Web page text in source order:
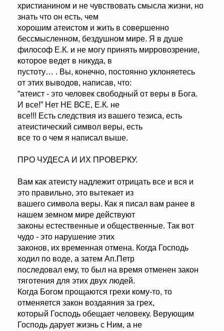
христианином и не чувствовать смысла жизни, но
знать что он есть, чем
хорошим атеистом и жить в совершенно
бессмысленном, бездушном мире. Я в душе
философ Е.К. и не могу принять мирровозрение,
которое ведет в никуда, в
пустоту… . Вы, конечно, постоянно уклоняетесь
от этих выводов, написав, что:
“атеист - это человек свободный от веры в Бога.
И все!” Нет НЕ ВСЕ, Е.К. не
все!!! Есть следствия из вашего тезиса, есть
атеистический символ веры, есть
все то о чем я написал выше.
ПРО ЧУДЕСА И ИХ ПРОВЕРКУ.
Вам как атеисту надлежит отрицать все и вся и
это правильно, это вытекает из
вашего символа веры. Как я писал вам ранее в
нашем земном мире действуют
законы естественные и общественные. Так вот
чудо - это нарушение этих
законов, их временная отмена. Когда Господь
ходил по воде, а затем Ап.Петр
последовал ему, то был на время отменен закон
тяготения для этих двух людей.
Когда Богом прощаются грехи кому-то, то
отменяется закон воздаяния за грех,
который Господь обещает человеку. Верующим
Господь дарует жизнь с Ним, а не